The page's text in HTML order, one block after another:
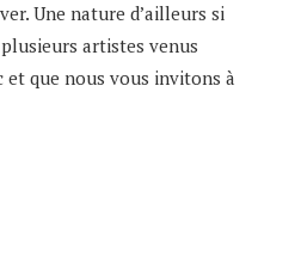
Une nature d’ailleurs si
artistes venus
et que nous vous invitons à